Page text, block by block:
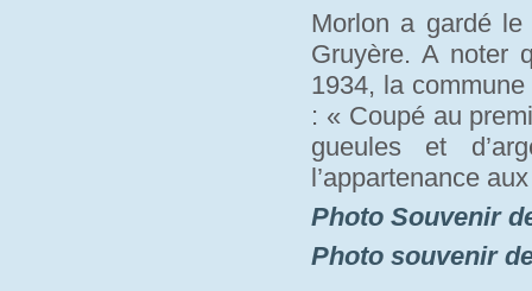
Morlon a gardé
Gruyère. A noter
1934, la
: « Coupé au
gueules et
l’appartenance
Photo Souvenir
Photo souvenir